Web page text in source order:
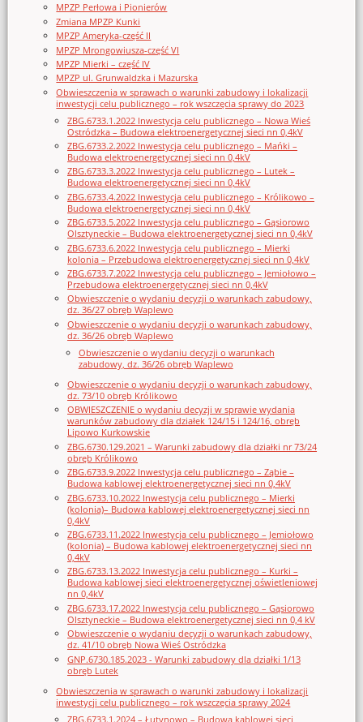
MPZP Perłowa i Pionierów
Zmiana MPZP Kunki
MPZP Ameryka-część II
MPZP Mrongowiusza-część VI
MPZP Mierki – część IV
MPZP ul. Grunwaldzka i Mazurska
Obwieszczenia w sprawach o warunki zabudowy i lokalizacji
inwestycji celu publicznego – rok wszczęcia sprawy do 2023
ZBG.6733.1.2022 Inwestycja celu publicznego – Nowa Wieś
Ostródzka – Budowa elektroenergetycznej sieci nn 0,4kV
ZBG.6733.2.2022 Inwestycja celu publicznego – Mańki –
Budowa elektroenergetycznej sieci nn 0,4kV
ZBG.6733.3.2022 Inwestycja celu publicznego – Lutek –
Budowa elektroenergetycznej sieci nn 0,4kV
ZBG.6733.4.2022 Inwestycja celu publicznego – Królikowo –
Budowa elektroenergetycznej sieci nn 0,4kV
ZBG.6733.5.2022 Inwestycja celu publicznego – Gąsiorowo
Olsztyneckie – Budowa elektroenergetycznej sieci nn 0,4kV
ZBG.6733.6.2022 Inwestycja celu publicznego – Mierki
kolonia – Przebudowa elektroenergetycznej sieci nn 0,4kV
ZBG.6733.7.2022 Inwestycja celu publicznego – Jemiołowo –
Przebudowa elektroenergetycznej sieci nn 0,4kV
Obwieszczenie o wydaniu decyzji o warunkach zabudowy,
dz. 36/27 obręb Waplewo
Obwieszczenie o wydaniu decyzji o warunkach zabudowy,
dz. 36/26 obręb Waplewo
Obwieszczenie o wydaniu decyzji o warunkach
zabudowy, dz. 36/26 obręb Waplewo
Obwieszczenie o wydaniu decyzji o warunkach zabudowy,
dz. 73/10 obręb Królikowo
OBWIESZCZENIE o wydaniu decyzji w sprawie wydania
warunków zabudowy dla działek 124/15 i 124/16, obręb
Lipowo Kurkowskie
ZBG.6730.129.2021 – Warunki zabudowy dla działki nr 73/24
obręb Królikowo
ZBG.6733.9.2022 Inwestycja celu publicznego – Ząbie –
Budowa kablowej elektroenergetycznej sieci nn 0,4kV
ZBG.6733.10.2022 Inwestycja celu publicznego – Mierki
(kolonia)– Budowa kablowej elektroenergetycznej sieci nn
0,4kV
ZBG.6733.11.2022 Inwestycja celu publicznego – Jemiołowo
(kolonia) – Budowa kablowej elektroenergetycznej sieci nn
0,4kV
ZBG.6733.13.2022 Inwestycja celu publicznego – Kurki –
Budowa kablowej sieci elektroenergetycznej oświetleniowej
nn 0,4kV
ZBG.6733.17.2022 Inwestycja celu publicznego – Gąsiorowo
Olsztyneckie – Budowa elektroenergetycznej sieci nn 0,4 kV
Obwieszczenie o wydaniu decyzji o warunkach zabudowy,
dz. 41/10 obręb Nowa Wieś Ostródzka
GNP.6730.185.2023 - Warunki zabudowy dla działki 1/13
obręb Lutek
Obwieszczenia w sprawach o warunki zabudowy i lokalizacji
inwestycji celu publicznego – rok wszczęcia sprawy 2024
ZBG.6733.1.2024 – Łutynowo – Budowa kablowej sieci